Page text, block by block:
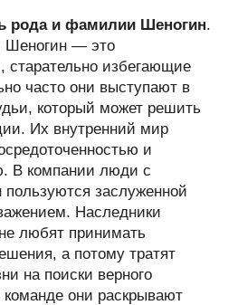
рода и фамилии Шеногин.
Шеногин — это
избегающие
часто они выступают в
который может решить
Их внутренний мир
и
В компании люди с
заслуженной
Наследники
любят принимать
а потому тратят
на поиски верного
они раскрывают